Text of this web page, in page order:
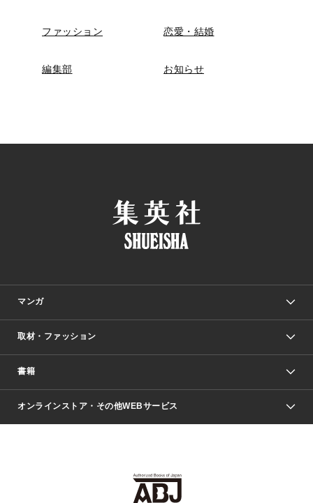
ファッション 恋愛・結婚
編集部 お知らせ
マンガ
少年マンガ
Vジャンプ
週刊ヤングジャンプ
取材・ファッション
Seventeen
芸能・情報・スポーツ
書籍
文芸・文庫・総合
ライトノベル・ノベライズ
オンラインストア・その他WEBサービス
SHUEISHA MANGA-ART HERITAGE